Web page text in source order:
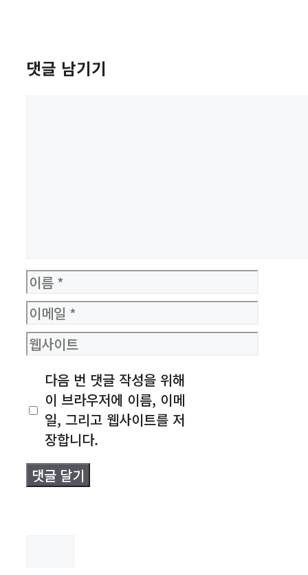
댓글 남기기
이
름
이
메
일
웹
사
트
다음 번 댓글 작성을 위해
이 브라우저에 이름, 이메
일, 그리고 웹사이트를 저
장합니다.